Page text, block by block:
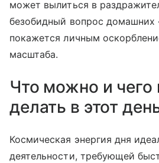
может вылиться в
безобидный вопрос домашних
покажется личным
масштаба.
Что можно и чего
делать в этот
Космическая энергия дня
деятельности, требующей